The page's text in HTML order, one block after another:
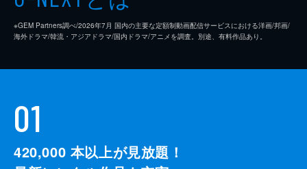
※GEM Partners調べ/2026年7⽉ 国内の主要な定額制動画配信サービスにおける洋画/邦画/
海外ドラマ/韓流・アジアドラマ/国内ドラマ/アニメを調査。別途、有料作品あり。
01
420,000 本以上が見放題！